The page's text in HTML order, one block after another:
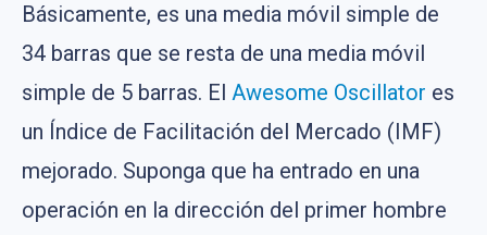
Básicamente, es una media móvil simple de
34 barras que se resta de una media móvil
simple de 5 barras. El Awesome Oscillator es
un Índice de Facilitación del Mercado (IMF)
mejorado. Suponga que ha entrado en una
operación en la dirección del primer hombre